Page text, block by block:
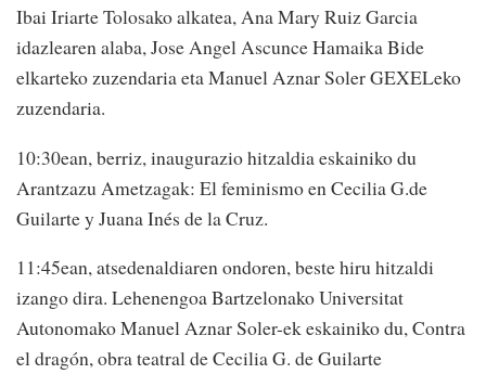
Ibai Iriarte Tolosako alkatea, Ana Mary Ruiz Garcia
idazlearen alaba, Jose Angel Ascunce Hamaika Bide
elkarteko zuzendaria eta Manuel Aznar Soler GEXELeko
zuzendaria.
10:30ean, berriz, inaugurazio hitzaldia eskainiko du
Arantzazu Ametzagak: El feminismo en Cecilia G.de
Guilarte y Juana Inés de la Cruz.
11:45ean, atsedenaldiaren ondoren, beste hiru hitzaldi
izango dira. Lehenengoa Bartzelonako Universitat
Autonomako Manuel Aznar Soler-ek eskainiko du, Contra
el dragón, obra teatral de Cecilia G. de Guilarte